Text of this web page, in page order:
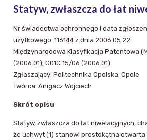
Statyw, zwłaszcza do łat
Nr świadectwa ochronnego i data
użytkowego: 116144 z dnia 2006 05 22
Międzynarodowa Klasyfikacja Patentowa
(2006.01); G01C 15/06 (2006.01)
Zgłaszający: Politechnika Opolska, Opole
Twórca: Anigacz Wojciech
Skrót opisu
Statyw, zwłaszcza do łat niwelacyjnych,
że uchwyt (1) stanowi prostokątna otwarta